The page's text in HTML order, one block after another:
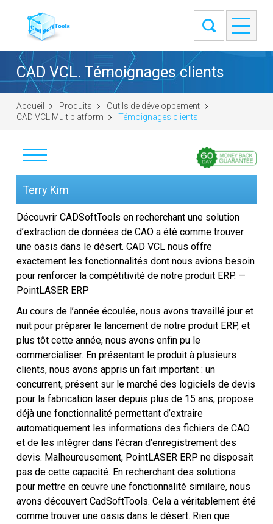
CAD VCL. Témoignages clients
Accueil Produits
Outils de développement
CAD VCL Multiplatform
Témoignages clients
Poser une question
Témoignages clients
Aide
FAQ
Choix de SDK
EULA
Terry Kim
Découvrir CADSoftTools en recherchant une solution
d’extraction de données de CAO a été comme trouver
une oasis dans le désert. CAD VCL nous offre
exactement les fonctionnalités dont nous avions besoin
pour renforcer la compétitivité de notre produit ERP. —
PointLASER ERP
Au cours de l’année écoulée, nous avons travaillé jour et
nuit pour préparer le lancement de notre produit ERP, et
plus tôt cette année, nous avons enfin pu le
commercialiser. En présentant le produit à plusieurs
clients, nous avons appris un fait important : un
concurrent, présent sur le marché des logiciels de devis
pour la fabrication laser depuis plus de 15 ans, propose
déjà une fonctionnalité permettant d’extraire
automatiquement les informations des fichiers de CAO
et de les intégrer dans l’écran d’enregistrement des
devis. Malheureusement, PointLASER ERP ne disposait
pas de cette capacité. En recherchant des solutions
pour mettre en œuvre une fonctionnalité similaire, nous
avons découvert CadSoftTools. Cela a véritablement été
comme trouver une oasis dans le désert. Rien que